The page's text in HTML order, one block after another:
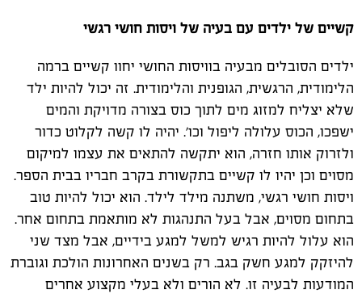
קשיים של ילדים עם בעיה של ויסות חושי רגשי
ילדים הסובלים מבעיה בוויסות החושי יחוו קשיים ברמה
הלימודית, הרגשית, הגופנית והלימודית. זה יכול להיות ילד
שלא יצליח למזוג מים לתוך כוס בצורה מדויקת והמים
ישפכו, הכוס עלולה ליפול וכו'. יהיה לו קשה לקלוט כדור
ולזרוק אותו חזרה, הוא יתקשה להתאים את עצמו למיקום
מסוים וכן יהיו לו קשיים בתקשורת בקרב חבריו בבית הספר.
ויסות חושי רגשי, משתנה מילד לילד. הוא יכול להיות טוב
בתחום מסוים, אבל בעל התנהגות לא מותאמת בתחום אחר.
הוא עלול להיות רגיש למשל למגע בידיים, אבל מצד שני
להיזקק למגע חשק בגב. רק בשנים האחרונות הולכת וגוברת
המודעות לבעיה זו. לא הורים ולא בעלי מקצוע אחרים